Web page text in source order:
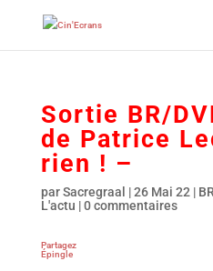
Sortie BR/
de Patrice
rien ! –
parSacregraal |26 Mai 22 |
L'actu |0 commentaires
Partagez
Épingle